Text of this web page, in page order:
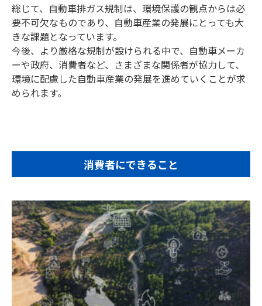
総じて、自動車排ガス規制は、環境保護の観点からは必
要不可欠なものであり、自動車産業の発展にとっても大
きな課題となっています。
今後、より厳格な規制が設けられる中で、自動車メーカ
ーや政府、消費者など、さまざまな関係者が協力して、
環境に配慮した自動車産業の発展を進めていくことが求
められます。
消費者にできること